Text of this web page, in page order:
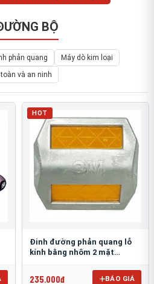
BỘ
phản quang
Máy dò kim loại
và an ninh
HOT
Đinh đường phản quang lỗ
kính bằng nhôm 2 mặt
235.000đ BÁO GIÁ